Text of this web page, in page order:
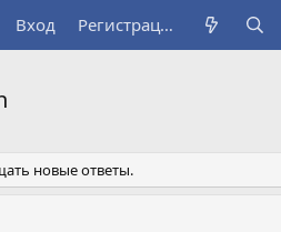
Вход Регистрация
новые ответы.